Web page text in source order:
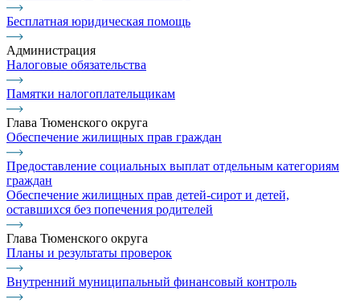
Бесплатная юридическая помощь
Администрация
Налоговые обязательства
Памятки налогоплательщикам
Глава Тюменского округа
Обеспечение жилищных прав граждан
Предоставление социальных выплат отдельным категориям
граждан
Обеспечение жилищных прав детей-сирот и детей,
оставшихся без попечения родителей
Глава Тюменского округа
Планы и результаты проверок
Внутренний муниципальный финансовый контроль